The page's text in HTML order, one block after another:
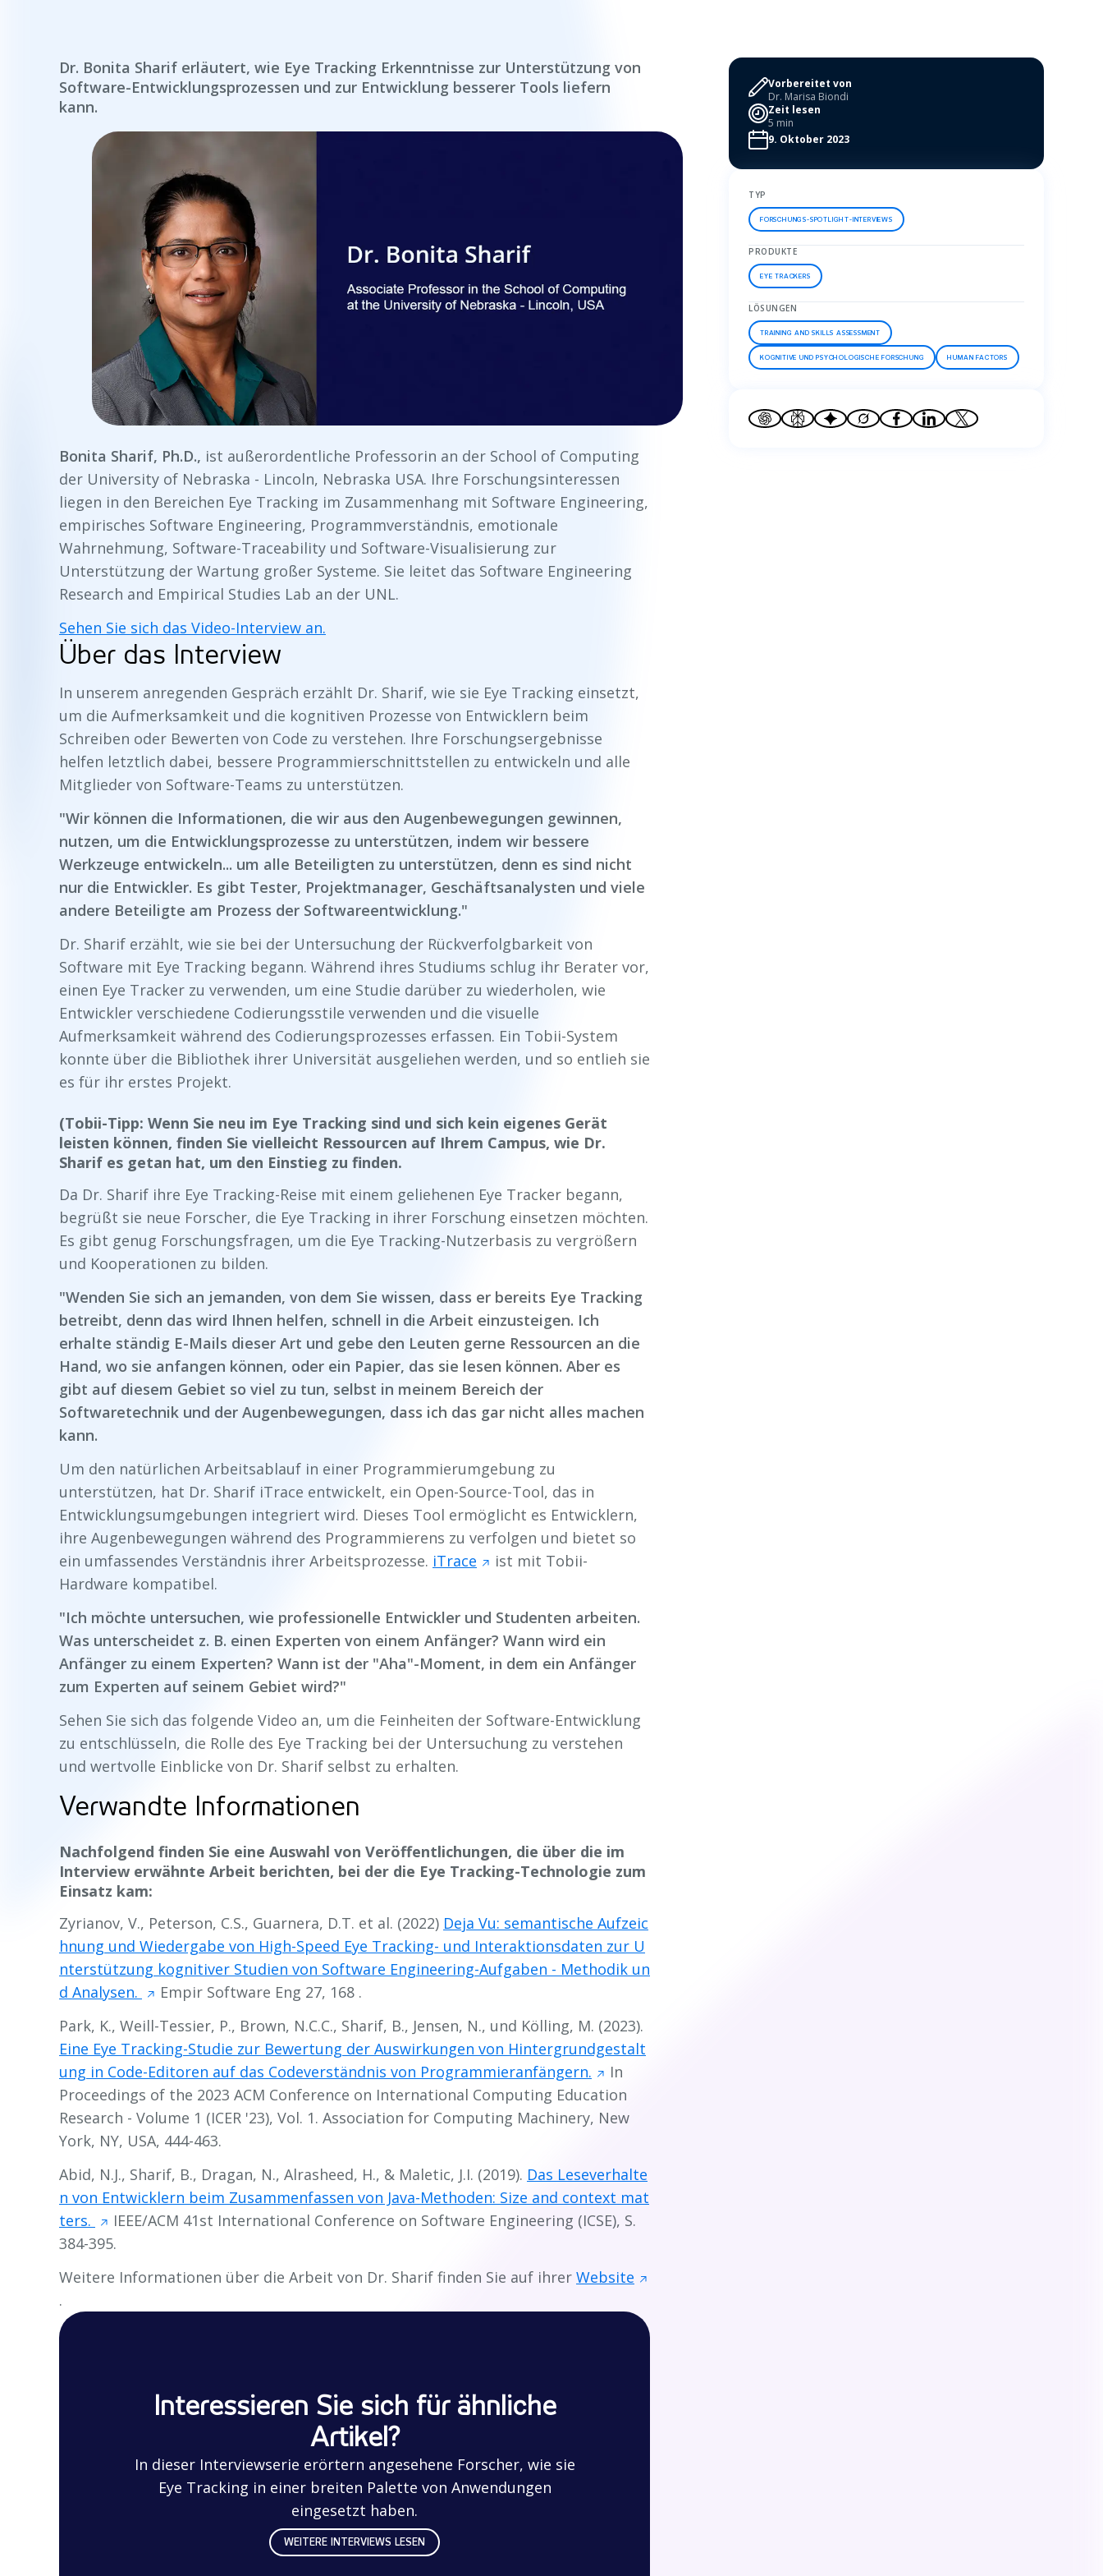
Dr. Bonita Sharif erläutert, wie Eye Tracking Erkenntnisse zur Unterstützung von
Software-Entwicklungsprozessen und zur Entwicklung besserer Tools liefern
kann.
Bonita Sharif, Ph.D., ist außerordentliche Professorin an der School of Computing
der University of Nebraska - Lincoln, Nebraska USA. Ihre Forschungsinteressen
liegen in den Bereichen Eye Tracking im Zusammenhang mit Software Engineering,
empirisches Software Engineering, Programmverständnis, emotionale
Wahrnehmung, Software-Traceability und Software-Visualisierung zur
Unterstützung der Wartung großer Systeme. Sie leitet das Software Engineering
Research and Empirical Studies Lab an der UNL.
Sehen Sie sich das Video-Interview an.
Über das Interview
In unserem anregenden Gespräch erzählt Dr. Sharif, wie sie Eye Tracking einsetzt,
um die Aufmerksamkeit und die kognitiven Prozesse von Entwicklern beim
Schreiben oder Bewerten von Code zu verstehen. Ihre Forschungsergebnisse
helfen letztlich dabei, bessere Programmierschnittstellen zu entwickeln und alle
Mitglieder von Software-Teams zu unterstützen.
"Wir können die Informationen, die wir aus den Augenbewegungen gewinnen,
nutzen, um die Entwicklungsprozesse zu unterstützen, indem wir bessere
Werkzeuge entwickeln... um alle Beteiligten zu unterstützen, denn es sind nicht
nur die Entwickler. Es gibt Tester, Projektmanager, Geschäftsanalysten und viele
andere Beteiligte am Prozess der Softwareentwicklung."
Dr. Sharif erzählt, wie sie bei der Untersuchung der Rückverfolgbarkeit von
Software mit Eye Tracking begann. Während ihres Studiums schlug ihr Berater vor,
einen Eye Tracker zu verwenden, um eine Studie darüber zu wiederholen, wie
Entwickler verschiedene Codierungsstile verwenden und die visuelle
Aufmerksamkeit während des Codierungsprozesses erfassen. Ein Tobii-System
konnte über die Bibliothek ihrer Universität ausgeliehen werden, und so entlieh sie
es für ihr erstes Projekt.
(Tobii-Tipp: Wenn Sie neu im Eye Tracking sind und sich kein eigenes Gerät
leisten können, finden Sie vielleicht Ressourcen auf Ihrem Campus, wie Dr.
Sharif es getan hat, um den Einstieg zu finden.
Da Dr. Sharif ihre Eye Tracking-Reise mit einem geliehenen Eye Tracker begann,
begrüßt sie neue Forscher, die Eye Tracking in ihrer Forschung einsetzen möchten.
Es gibt genug Forschungsfragen, um die Eye Tracking-Nutzerbasis zu vergrößern
und Kooperationen zu bilden.
"Wenden Sie sich an jemanden, von dem Sie wissen, dass er bereits Eye Tracking
betreibt, denn das wird Ihnen helfen, schnell in die Arbeit einzusteigen. Ich
erhalte ständig E-Mails dieser Art und gebe den Leuten gerne Ressourcen an die
Hand, wo sie anfangen können, oder ein Papier, das sie lesen können. Aber es
gibt auf diesem Gebiet so viel zu tun, selbst in meinem Bereich der
Softwaretechnik und der Augenbewegungen, dass ich das gar nicht alles machen
kann.
Um den natürlichen Arbeitsablauf in einer Programmierumgebung zu
unterstützen, hat Dr. Sharif iTrace entwickelt, ein Open-Source-Tool, das in
Entwicklungsumgebungen integriert wird. Dieses Tool ermöglicht es Entwicklern,
ihre Augenbewegungen während des Programmierens zu verfolgen und bietet so
ein umfassendes Verständnis ihrer Arbeitsprozesse. iTrace
ist mit Tobii-
Hardware kompatibel.
"Ich möchte untersuchen, wie professionelle Entwickler und Studenten arbeiten.
Was unterscheidet z. B. einen Experten von einem Anfänger? Wann wird ein
Anfänger zu einem Experten? Wann ist der "Aha"-Moment, in dem ein Anfänger
zum Experten auf seinem Gebiet wird?"
Sehen Sie sich das folgende Video an, um die Feinheiten der Software-Entwicklung
zu entschlüsseln, die Rolle des Eye Tracking bei der Untersuchung zu verstehen
und wertvolle Einblicke von Dr. Sharif selbst zu erhalten.
Verwandte Informationen
Nachfolgend finden Sie eine Auswahl von Veröffentlichungen, die über die im
Interview erwähnte Arbeit berichten, bei der die Eye Tracking-Technologie zum
Einsatz kam:
Zyrianov, V., Peterson, C.S., Guarnera, D.T. et al. (2022) Deja Vu: semantische Aufzeic
hnung und Wiedergabe von High-Speed Eye Tracking- und Interaktionsdaten zur U
nterstützung kognitiver Studien von Software Engineering-Aufgaben - Methodik un
d Analysen.
Empir Software Eng 27, 168 .
Park, K., Weill-Tessier, P., Brown, N.C.C., Sharif, B., Jensen, N., und Kölling, M. (2023).
Eine Eye Tracking-Studie zur Bewertung der Auswirkungen von Hintergrundgestalt
ung in Code-Editoren auf das Codeverständnis von Programmieranfängern.
In
Proceedings of the 2023 ACM Conference on International Computing Education
Research - Volume 1 (ICER '23), Vol. 1. Association for Computing Machinery, New
York, NY, USA, 444-463.
Abid, N.J., Sharif, B., Dragan, N., Alrasheed, H., & Maletic, J.I. (2019). Das Leseverhalte
n von Entwicklern beim Zusammenfassen von Java-Methoden: Size and context mat
ters.
IEEE/ACM 41st International Conference on Software Engineering (ICSE), S.
384-395.
Weitere Informationen über die Arbeit von Dr. Sharif finden Sie auf ihrer Website
.
Interessieren Sie sich für ähnliche
Artikel?
In dieser Interviewserie erörtern angesehene Forscher, wie sie
Eye Tracking in einer breiten Palette von Anwendungen
eingesetzt haben.
WEITERE INTERVIEWS LESEN
Vorbereitet von
Dr. Marisa Biondi
Zeit lesen
5 min
9. Oktober 2023
TYP
FORSCHUNGS-SPOTLIGHT-INTERVIEWS
PRODUKTE
EYE TRACKERS
LÖSUNGEN
TRAINING AND SKILLS ASSESSMENT
KOGNITIVE UND PSYCHOLOGISCHE FORSCHUNG HUMAN FACTORS